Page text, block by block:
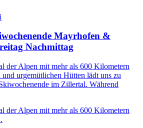
Mayrhofen &
Nachmittag
der Alpen mit mehr als 600 Kilometern
und urgemütlichen Hütten lädt uns zu
im Zillertal. Während
der Alpen mit mehr als 600 Kilometern